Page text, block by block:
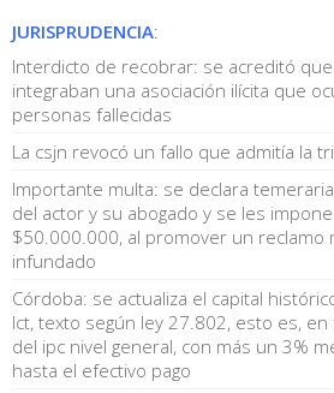
JURISPRUDENCIA:
Interdicto de recobrar: se acreditó
integraban una asociación ilícita que
personas fallecidas
La csjn revocó un fallo que admitía la
Importante multa: se declara
del actor y su abogado y se les
$50.000.000, al promover un reclamo
infundado
Córdoba: se actualiza el capital
lct, texto según ley 27.802, esto es,
del ipc nivel general, con más un 3%
hasta el efectivo pago